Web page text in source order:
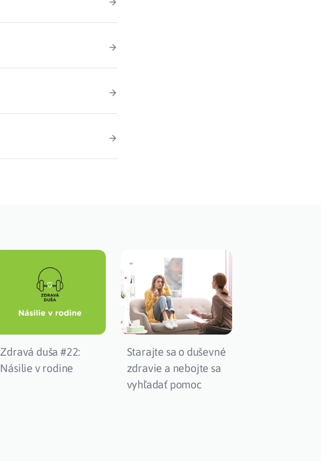
Zdravá duša #22:
Násilie v rodine
Starajte sa o duševné
zdravie a nebojte sa
vyhľadať pomoc